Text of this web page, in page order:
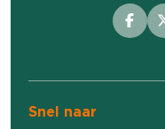
Snel naar